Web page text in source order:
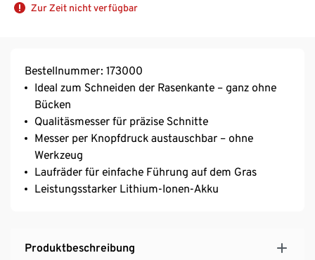
Zur Zeit nicht verfügbar
Bestellnummer: 173000
Ideal zum Schneiden der Rasenkante – ganz ohne
Bücken
Qualitäsmesser für präzise Schnitte
Messer per Knopfdruck austauschbar – ohne
Werkzeug
Laufräder für einfache Führung auf dem Gras
Leistungsstarker Lithium-Ionen-Akku
Produktbeschreibung